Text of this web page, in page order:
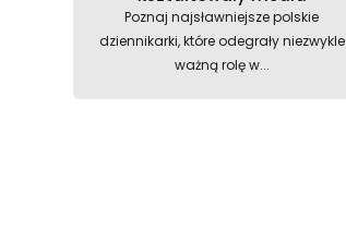
Poznaj najsławniejsze polskie
dziennikarki, które odegrały niezwykle
ważną rolę w...